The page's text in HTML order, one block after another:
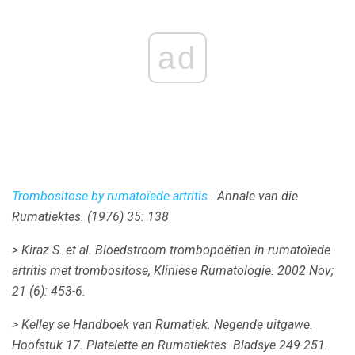
ad
Trombositose by rumatoïede artritis . Annale van die
Rumatiektes. (1976) 35: 138
> Kiraz S. et al. Bloedstroom trombopoëtien in rumatoïede
artritis met trombositose, Kliniese Rumatologie. 2002 Nov;
21 (6): 453-6.
> Kelley se Handboek van Rumatiek. Negende uitgawe.
Hoofstuk 17. Platelette en Rumatiektes. Bladsye 249-251.